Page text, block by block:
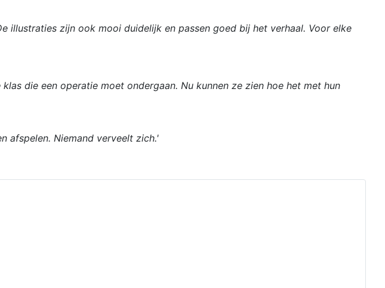
illustraties zijn ook mooi duidelijk en passen goed bij het verhaal. Voor elke
die een operatie moet ondergaan. Nu kunnen ze zien hoe het met hun
afspelen. Niemand verveelt zich.'